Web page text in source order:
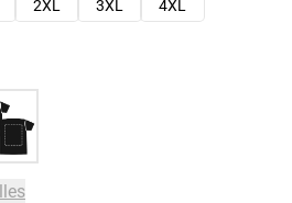
2XL 3XL
4XL